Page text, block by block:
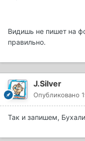
Видишь не пишет на
правильно.
J.Silver
Опубликовано
Так и запишем,